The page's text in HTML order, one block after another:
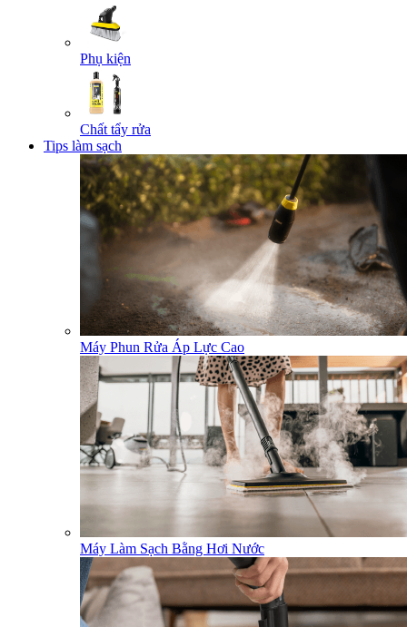
Phụ kiện
Chất tẩy rửa
Tips làm sạch
Máy Phun Rửa Áp Lực Cao
Máy Làm Sạch Bằng Hơi Nước